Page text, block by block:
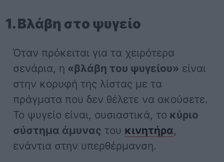
1. Βλάβη στο ψυγείο
Όταν πρόκειται για τα χειρότερα
σενάρια, η «βλάβη του ψυγείου» είναι
στην κορυφή της λίστας με τα
πράγματα που δεν θέλετε να ακούσετε.
Το ψυγείο είναι, ουσιαστικά, το κύριο
σύστημα άμυνας του κινητήρα,
ενάντια στην υπερθέρμανση.